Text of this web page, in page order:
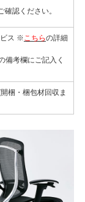
確認ください。
ビス ※こちらの詳細
備考欄にご記入く
梱・梱包材回収ま